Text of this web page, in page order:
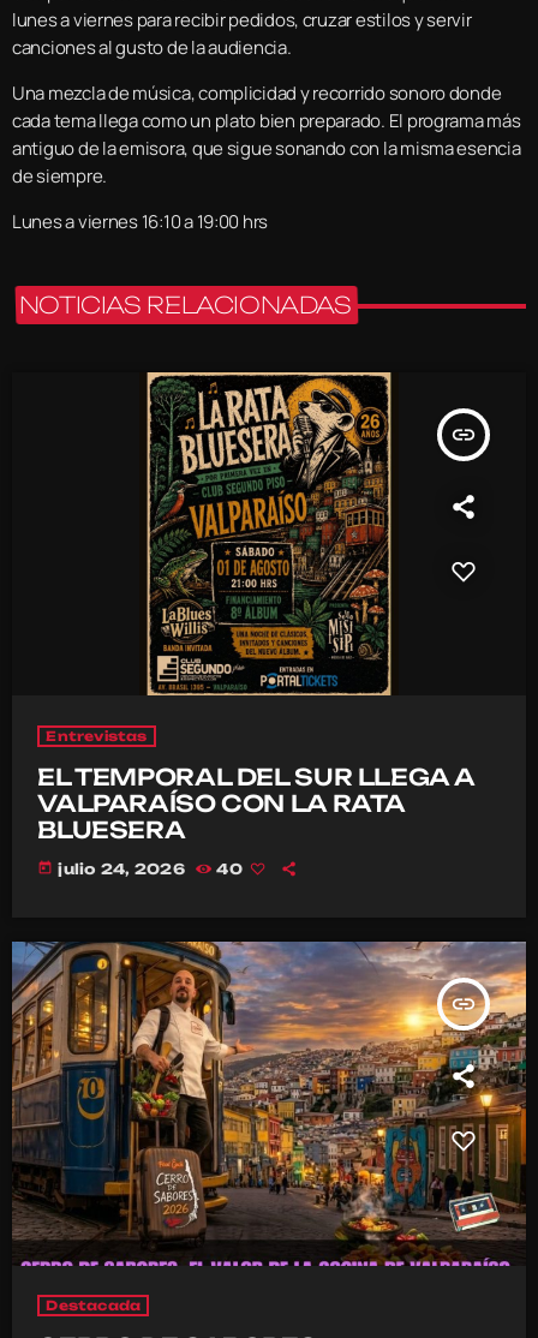
lunes a viernes para recibir pedidos, cruzar estilos y servir
canciones al gusto de la audiencia.
Una mezcla de música, complicidad y recorrido sonoro donde
cada tema llega como un plato bien preparado. El programa más
antiguo de la emisora, que sigue sonando con la misma esencia
de siempre.
Lunes a viernes 16:10 a 19:00 hrs
NOTICIAS RELACIONADAS
insert_link
Entrevistas
EL TEMPORAL DEL SUR LLEGA A
VALPARAÍSO CON LA RATA
BLUESERA
today julio 24, 2026 40
insert_link
Destacada